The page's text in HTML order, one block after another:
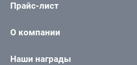
Прайс-лист
О компании
Наши награды